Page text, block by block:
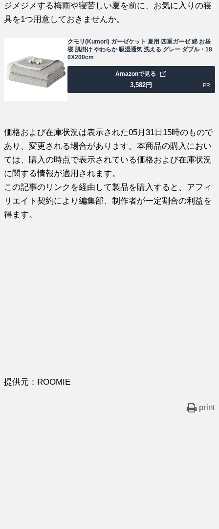
ジメジメする梅雨や寝苦しい夏を前に、お気に入りの寝
具を1つ用意しておきませんか。
クモリ(Kumori) ガーゼケット 夏用 四重ガーゼ 綿 お昼
寝 肌掛け やわらか 吸湿通気 洗える グレー ダブル・18
0X200cm
3,582円
Amazonで見る
PR
価格および在庫状況は表示された05月31日15時のもので
あり、変更される場合があります。本商品の購入におい
ては、購入の時点で表示されている価格および在庫状況
に関する情報が適用されます。
この記事のリンクを経由して製品を購入すると、アフィ
リエイト契約により編集部、制作者が一定割合の利益を
得ます。
提供元：ROOMIE
print